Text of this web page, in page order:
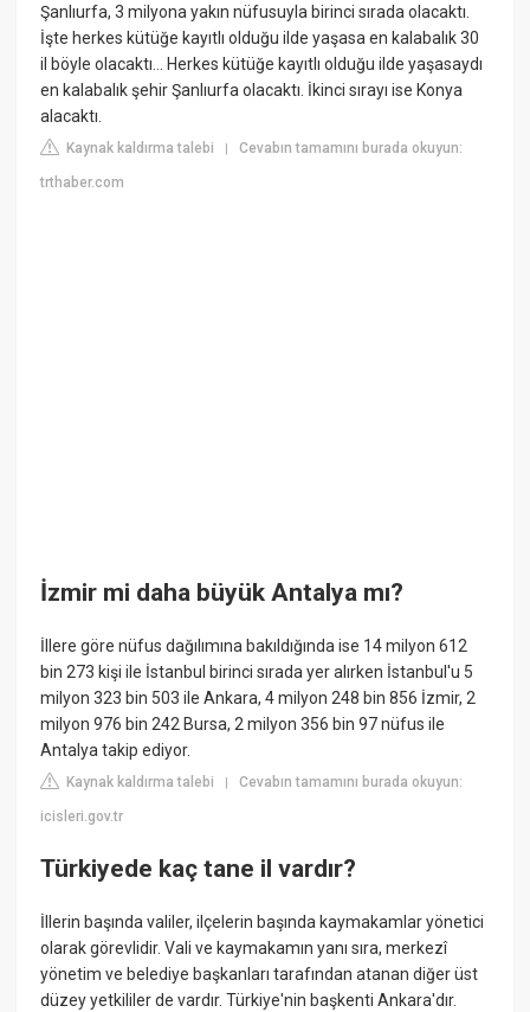
Şanlıurfa, 3 milyona yakın nüfusuyla birinci sırada olacaktı.
İşte herkes kütüğe kayıtlı olduğu ilde yaşasa en kalabalık 30
il böyle olacaktı... Herkes kütüğe kayıtlı olduğu ilde yaşasaydı
en kalabalık şehir Şanlıurfa olacaktı. İkinci sırayı ise Konya
alacaktı.
Kaynak kaldırma talebi |Cevabın tamamını burada okuyun:
trthaber.com
İzmir mi daha büyük Antalya mı?
İllere göre nüfus dağılımına bakıldığında ise 14 milyon 612
bin 273 kişi ile İstanbul birinci sırada yer alırken İstanbul'u 5
milyon 323 bin 503 ile Ankara, 4 milyon 248 bin 856 İzmir, 2
milyon 976 bin 242 Bursa, 2 milyon 356 bin 97 nüfus ile
Antalya takip ediyor.
Kaynak kaldırma talebi |Cevabın tamamını burada okuyun:
icisleri.gov.tr
Türkiyede kaç tane il vardır?
İllerin başında valiler, ilçelerin başında kaymakamlar yönetici
olarak görevlidir. Vali ve kaymakamın yanı sıra, merkezî
yönetim ve belediye başkanları tarafından atanan diğer üst
düzey yetkililer de vardır. Türkiye'nin başkenti Ankara'dır.